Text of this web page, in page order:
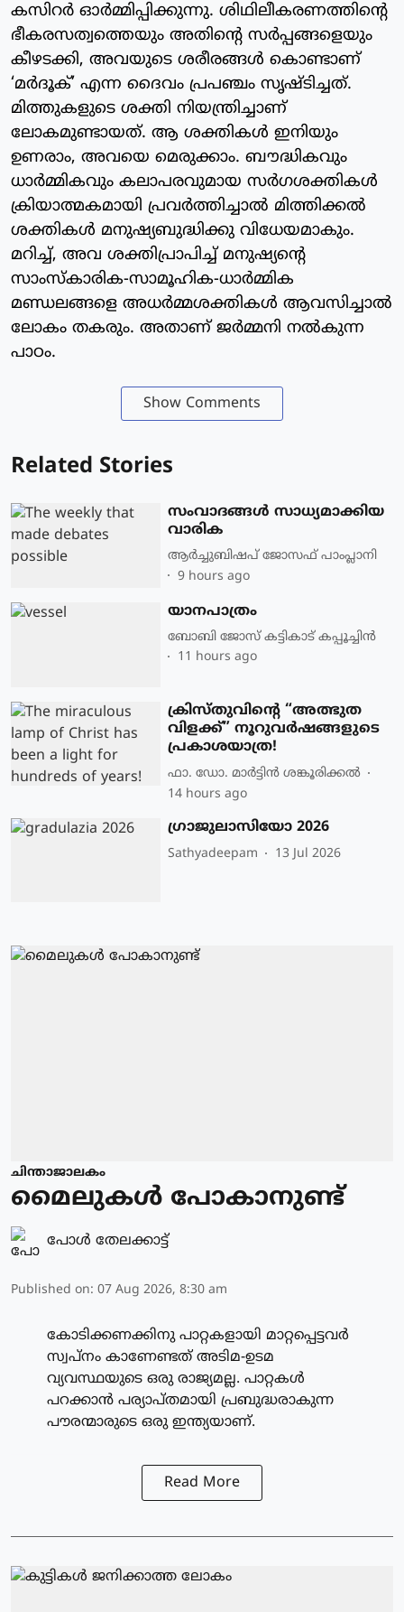
കസിറർ ഓർമ്മിപ്പിക്കുന്നു. ശിഥിലീകരണത്തിന്റെ
ഭീകരസത്വത്തെയും അതിന്റെ സർപ്പങ്ങളെയും
കീഴടക്കി, അവയുടെ ശരീരങ്ങൾ കൊണ്ടാണ്
‘മർദൂക്’ എന്ന ദൈവം പ്രപഞ്ചം സൃഷ്ടിച്ചത്.
മിത്തുകളുടെ ശക്തി നിയന്ത്രിച്ചാണ്
ലോകമുണ്ടായത്. ആ ശക്തികൾ ഇനിയും
ഉണരാം, അവയെ മെരുക്കാം. ബൗദ്ധികവും
ധാർമ്മികവും കലാപരവുമായ സർഗശക്തികൾ
ക്രിയാത്മകമായി പ്രവർത്തിച്ചാൽ മിത്തിക്കൽ
ശക്തികൾ മനുഷ്യബുദ്ധിക്കു വിധേയമാകും.
മറിച്ച്, അവ ശക്തിപ്രാപിച്ച് മനുഷ്യന്റെ
സാംസ്കാരിക-സാമൂഹിക-ധാർമ്മിക
മണ്ഡലങ്ങളെ അധർമ്മശക്തികൾ ആവസിച്ചാൽ
ലോകം തകരും. അതാണ് ജർമ്മനി നൽകുന്ന
പാഠം.
Show Comments
Related Stories
സംവാദങ്ങൾ സാധ്യമാക്കിയ
വാരിക
ആർച്ചുബിഷപ് ജോസഫ് പാംപ്ലാനി
9 hours ago
യാനപാത്രം
ബോബി ജോസ് കട്ടികാട് കപ്പൂച്ചിൻ
11 hours ago
ക്രിസ്തുവിന്റെ “അത്ഭുത
വിളക്ക്” നൂറുവർഷങ്ങളുടെ
പ്രകാശയാത്ര!
ഫാ. ഡോ. മാര്‍ട്ടിന്‍ ശങ്കൂരിക്കല്‍
14 hours ago
ഗ്രാജുലാസിയോ 2026
Sathyadeepam 13 Jul 2026
ചിന്താജാലകം
മൈലുകൾ പോകാനുണ്ട്
പോള്‍ തേലക്കാട്ട്‌
Published on: 07 Aug 2026, 8:30 am
കോടിക്കണക്കിനു പാറ്റകളായി മാറ്റപ്പെട്ടവർ
സ്വപ്നം കാണേണ്ടത് അടിമ-ഉടമ
വ്യവസ്ഥയുടെ ഒരു രാജ്യമല്ല. പാറ്റകൾ
പറക്കാൻ പര്യാപ്തമായി പ്രബുദ്ധരാകുന്ന
പൗരന്മാരുടെ ഒരു ഇന്ത്യയാണ്.
Read More